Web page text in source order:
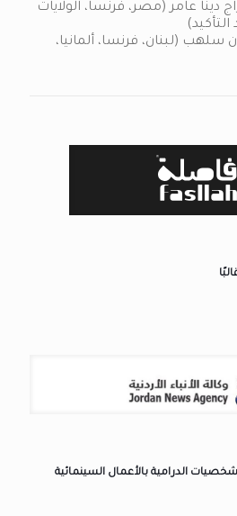
عامر (مصر، فرنسا، الولايات
(لبنان، فرنسا، ألمانيا،
الدرامية بالأعمال السينمائية